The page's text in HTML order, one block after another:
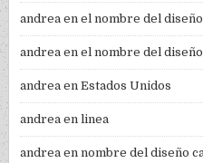
andrea en el nombre del
andrea en el nombre del
andrea en Estados Unidos
andrea en linea
andrea en nombre del diseño